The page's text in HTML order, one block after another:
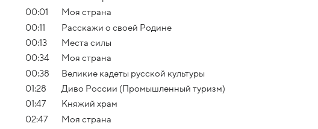
00:01
Моя страна
00:11
Расскажи о своей Родине
00:13
Места силы
00:34
Моя страна
00:38
Великие кадеты русской культуры
01:28
Диво России (Промышленный туризм)
01:47
Княжий храм
02:47
Моя страна